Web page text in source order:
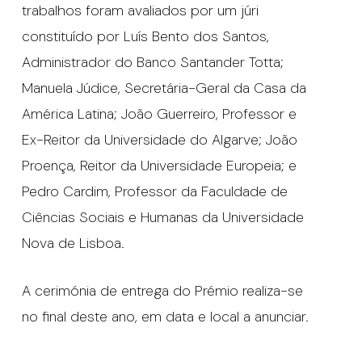
trabalhos foram avaliados por um júri
constituído por Luís Bento dos Santos,
Administrador do Banco Santander Totta;
Manuela Júdice, Secretária-Geral da Casa da
América Latina; João Guerreiro, Professor e
Ex-Reitor da Universidade do Algarve; João
Proença, Reitor da Universidade Europeia; e
Pedro Cardim, Professor da Faculdade de
Ciências Sociais e Humanas da Universidade
Nova de Lisboa.
A cerimónia de entrega do Prémio realiza-se
no final deste ano, em data e local a anunciar.